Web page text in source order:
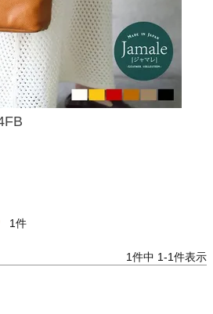
1
1件中 1-1件表示